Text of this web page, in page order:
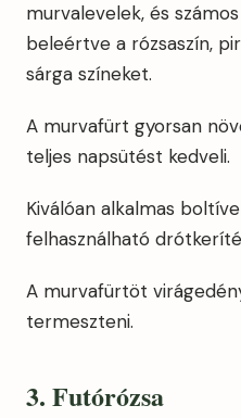
murvalevelek, és
beleértve a rózsaszín,
sárga színeket.
A murvafürt gyorsan
teljes napsütést kedveli.
Kiválóan alkalmas
felhasználható
A murvafürtöt
termeszteni.
3. Futórózsa